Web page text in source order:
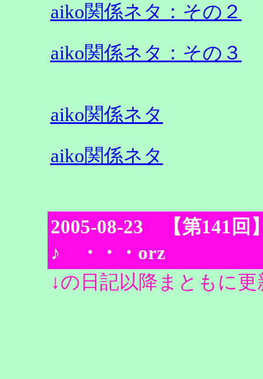
aiko関係ネタ：その２
aiko関係ネタ：その３
aiko関係ネタ
aiko関係ネタ
2005-08-23 【第141回
♪ ・・・orz
↓の日記以降まともに更